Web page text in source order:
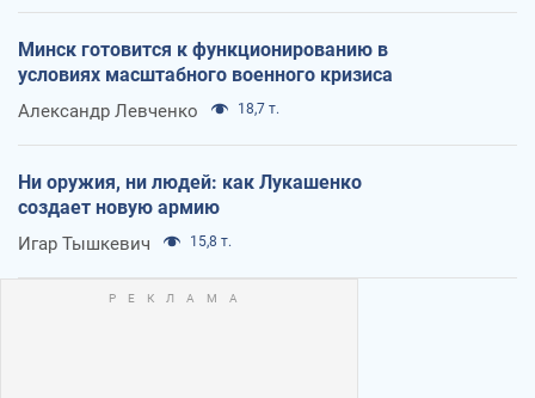
Минск готовится к функционированию в
условиях масштабного военного кризиса
Александр Левченко 18,7 т.
Ни оружия, ни людей: как Лукашенко
создает новую армию
Игар Тышкевич 15,8 т.